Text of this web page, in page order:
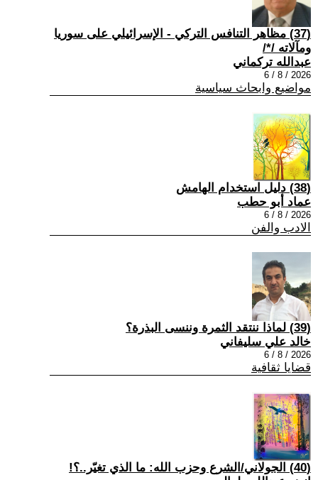
(37) مظاهر التنافس التركي - الإسرائيلي على سوريا
ومآلاته /*/
عبدالله تركماني
2026 / 8 / 6
مواضيع وابحاث سياسية
(38) دليل استخدام الهامش
عماد أبو حطب
2026 / 8 / 6
الادب والفن
(39) لماذا ننتقد الثمرة وننسى البذرة؟
خالد علي سليفاني
2026 / 8 / 6
قضايا ثقافية
(40) الجولاني/الشرع وحزب الله: ما الذي تغيّر..؟!